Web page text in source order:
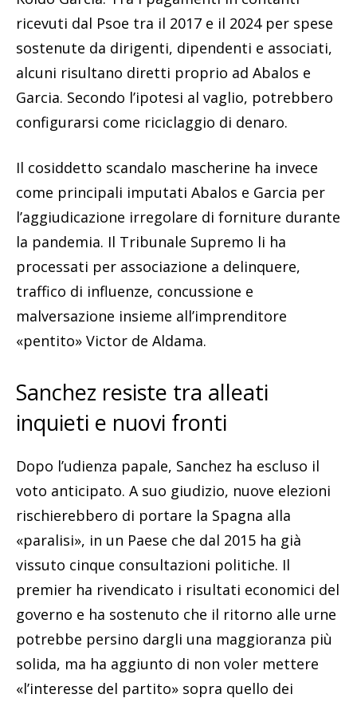
ricevuti dal Psoe tra il 2017 e il 2024 per spese
sostenute da dirigenti, dipendenti e associati,
alcuni risultano diretti proprio ad Abalos e
Garcia. Secondo l’ipotesi al vaglio, potrebbero
configurarsi come riciclaggio di denaro.
Il cosiddetto scandalo mascherine ha invece
come principali imputati Abalos e Garcia per
l’aggiudicazione irregolare di forniture durante
la pandemia. Il Tribunale Supremo li ha
processati per associazione a delinquere,
traffico di influenze, concussione e
malversazione insieme all’imprenditore
«pentito» Victor de Aldama.
Sanchez resiste tra alleati
inquieti e nuovi fronti
Dopo l’udienza papale, Sanchez ha escluso il
voto anticipato. A suo giudizio, nuove elezioni
rischierebbero di portare la Spagna alla
«paralisi», in un Paese che dal 2015 ha già
vissuto cinque consultazioni politiche. Il
premier ha rivendicato i risultati economici del
governo e ha sostenuto che il ritorno alle urne
potrebbe persino dargli una maggioranza più
solida, ma ha aggiunto di non voler mettere
«l’interesse del partito» sopra quello dei